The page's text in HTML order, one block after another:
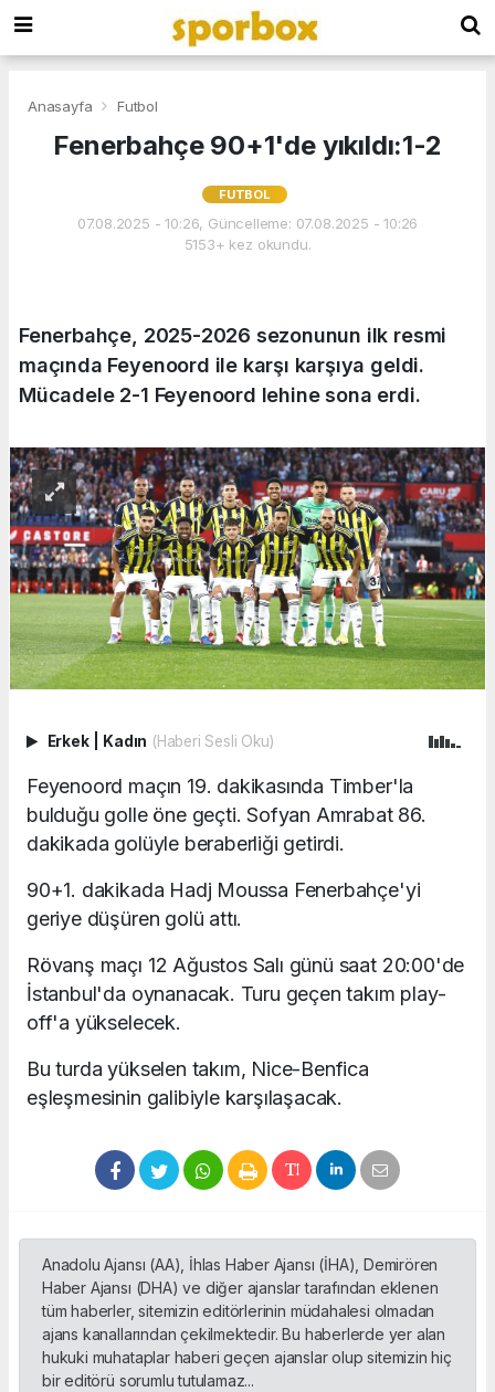
Anasayfa Futbol
Fenerbahçe 90+1'de yıkıldı:1-2
FUTBOL
07.08.2025 - 10:26, Güncelleme: 07.08.2025 - 10:26
5153+ kez okundu.
Fenerbahçe, 2025-2026 sezonunun ilk resmi
maçında Feyenoord ile karşı karşıya geldi.
Mücadele 2-1 Feyenoord lehine sona erdi.
Erkek Kadın (Haberi Sesli Oku)
Feyenoord maçın 19. dakikasında Timber'la
bulduğu golle öne geçti. Sofyan Amrabat 86.
dakikada golüyle beraberliği getirdi.
90+1. dakikada Hadj Moussa Fenerbahçe'yi
geriye düşüren golü attı.
Rövanş maçı 12 Ağustos Salı günü saat 20:00'de
İstanbul'da oynanacak. Turu geçen takım play-
off'a yükselecek.
Bu turda yükselen takım, Nice-Benfica
eşleşmesinin galibiyle karşılaşacak.
Anadolu Ajansı (AA), İhlas Haber Ajansı (İHA), Demirören
Haber Ajansı (DHA) ve diğer ajanslar tarafından eklenen
tüm haberler, sitemizin editörlerinin müdahalesi olmadan
ajans kanallarından çekilmektedir. Bu haberlerde yer alan
hukuki muhataplar haberi geçen ajanslar olup sitemizin hiç
bir editörü sorumlu tutulamaz...